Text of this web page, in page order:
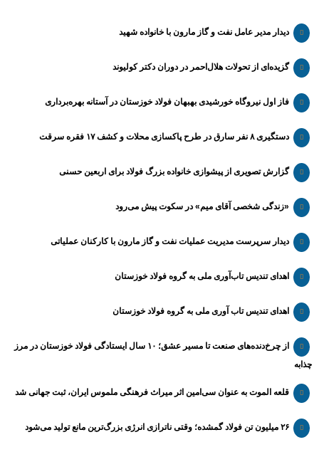
دیدار مدیر عامل نفت و گاز مارون با خانواده شهید
گزیده‌ای از تحولات هلال‌احمر در دوران دکتر کولیوند
فاز اول نیروگاه خورشیدی بهبهان فولاد خوزستان در آستانه بهره‌برداری
دستگیری ۸ نفر سارق در طرح پاکسازی محلات و کشف ۱۷ فقره سرقت
گزارش تصویری از پیشوازی خانواده بزرگ فولاد برای اربعین حسنی
«زندگی شخصی آقای میم» در سکوت پیش می‌رود
دیدار سرپرست مدیریت عملیات نفت و گاز مارون با کارکنان عملیاتی
اهدای تندیس تاب‌آوری ملی به گروه فولاد خوزستان
اهدای تندیس تاب آوری ملی به گروه فولاد خوزستان
از چرخ‌دنده‌های صنعت تا مسیر عشق؛ ۱۰ سال ایستادگی فولاد خوزستان در مرز
چذابه
قلعه الموت به عنوان سی‌امین اثر میراث‌ فرهنگی ملموس ایران، ثبت جهانی شد
۲۶ میلیون تن فولاد گمشده؛ وقتی ناترازی انرژی بزرگ‌ترین مانع تولید می‌شود